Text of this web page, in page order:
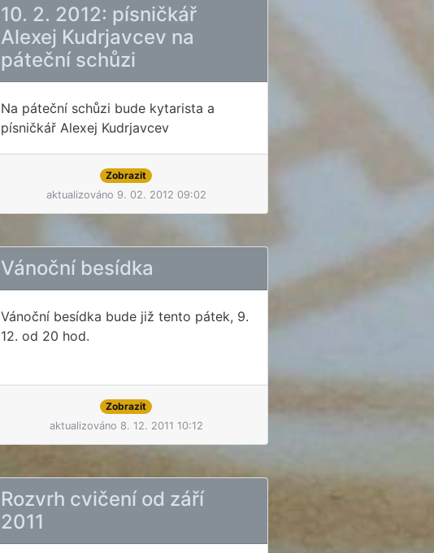
10. 2. 2012: písničkář
Alexej Kudrjavcev na
páteční schůzi
Na páteční schůzi bude kytarista a
písničkář Alexej Kudrjavcev
Zobrazit
aktualizováno 9. 02. 2012 09:02
Vánoční besídka
Vánoční besídka bude již tento pátek, 9.
12. od 20 hod.
Zobrazit
aktualizováno 8. 12. 2011 10:12
Rozvrh cvičení od září
2011